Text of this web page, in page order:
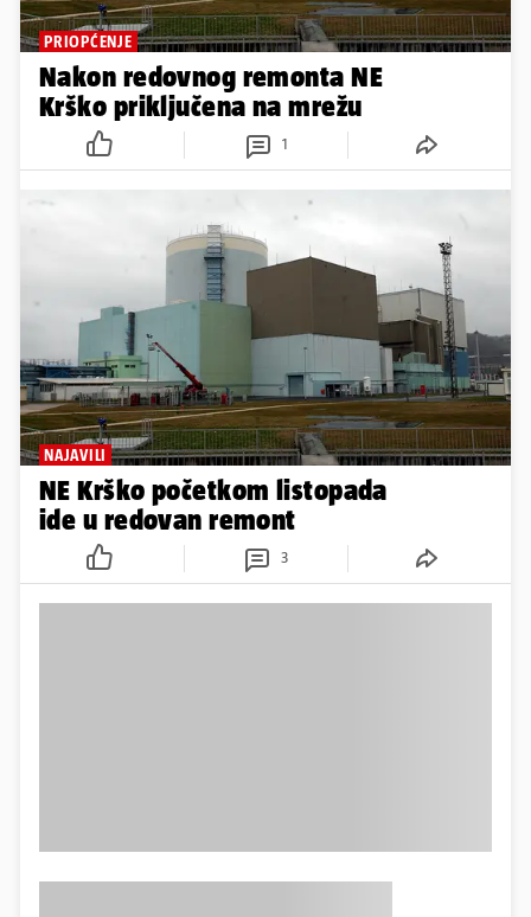
PRIOPĆENJE
Nakon redovnog remonta NE
Krško priključena na mrežu
1
NAJAVILI
NE Krško početkom listopada
ide u redovan remont
3